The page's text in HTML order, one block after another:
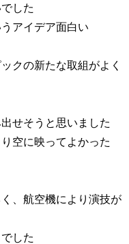
した
アイデア面白い
クの新たな取組がよく
せそうと思いました
空に映ってよかった
、航空機により演技が
した